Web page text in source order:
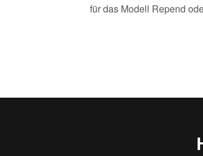
für das Modell Repend